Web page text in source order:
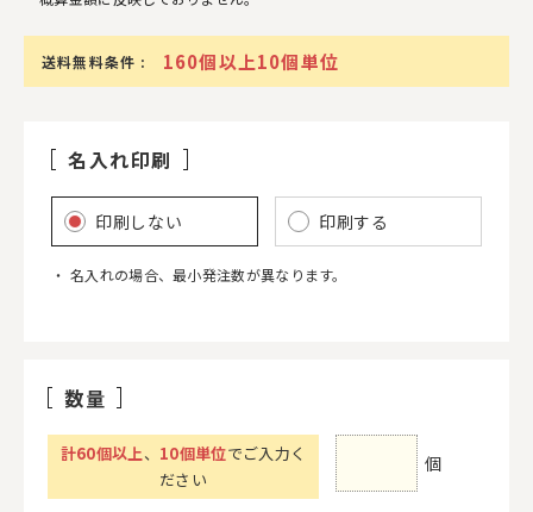
送料無料条件 : 160個以上10個単位
名入れ印刷
印刷しない 印刷する
名入れの場合、最小発注数が異なります。
数量
計60個以上、 10個単位でご入力く
ださい
個